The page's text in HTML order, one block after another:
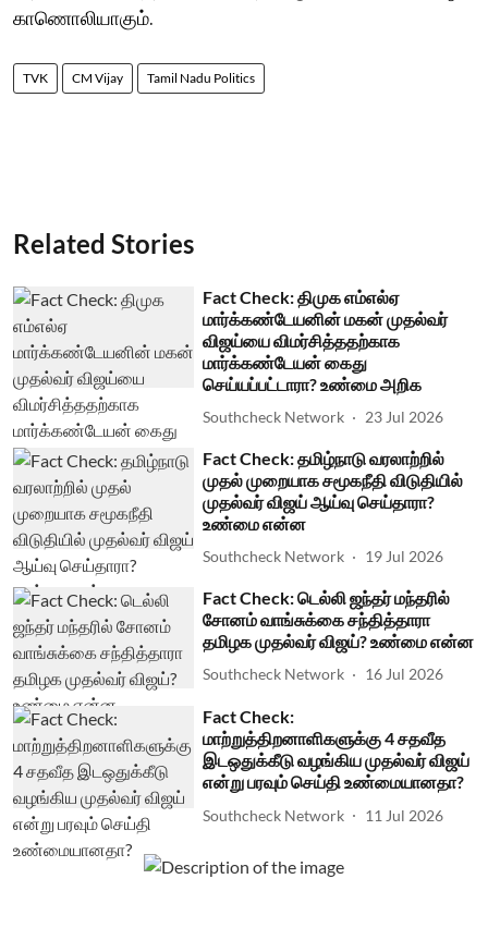
காணொலியாகும்.
TVK CM Vijay Tamil Nadu Politics
Related Stories
Fact Check: திமுக எம்எல்ஏ
மார்க்கண்டேயனின் மகன் முதல்வர்
விஜய்யை விமர்சித்ததற்காக
மார்க்கண்டேயன் கைது
செய்யப்பட்டாரா? உண்மை அறிக
Southcheck Network 23 Jul 2026
Fact Check: தமிழ்நாடு வரலாற்றில்
முதல் முறையாக சமூகநீதி விடுதியில்
முதல்வர் விஜய் ஆய்வு செய்தாரா?
உண்மை என்ன
Southcheck Network 19 Jul 2026
Fact Check: டெல்லி ஜந்தர் மந்தரில்
சோனம் வாங்சுக்கை சந்தித்தாரா
தமிழக முதல்வர் விஜய்? உண்மை என்ன
Southcheck Network 16 Jul 2026
Fact Check:
மாற்றுத்திறனாளிகளுக்கு 4 சதவீத
இடஒதுக்கீடு வழங்கிய முதல்வர் விஜய்
என்று பரவும் செய்தி உண்மையானதா?
Southcheck Network 11 Jul 2026